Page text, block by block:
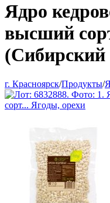
Ядро
высший
(Сибирский
г. Красноярск/Продукты/